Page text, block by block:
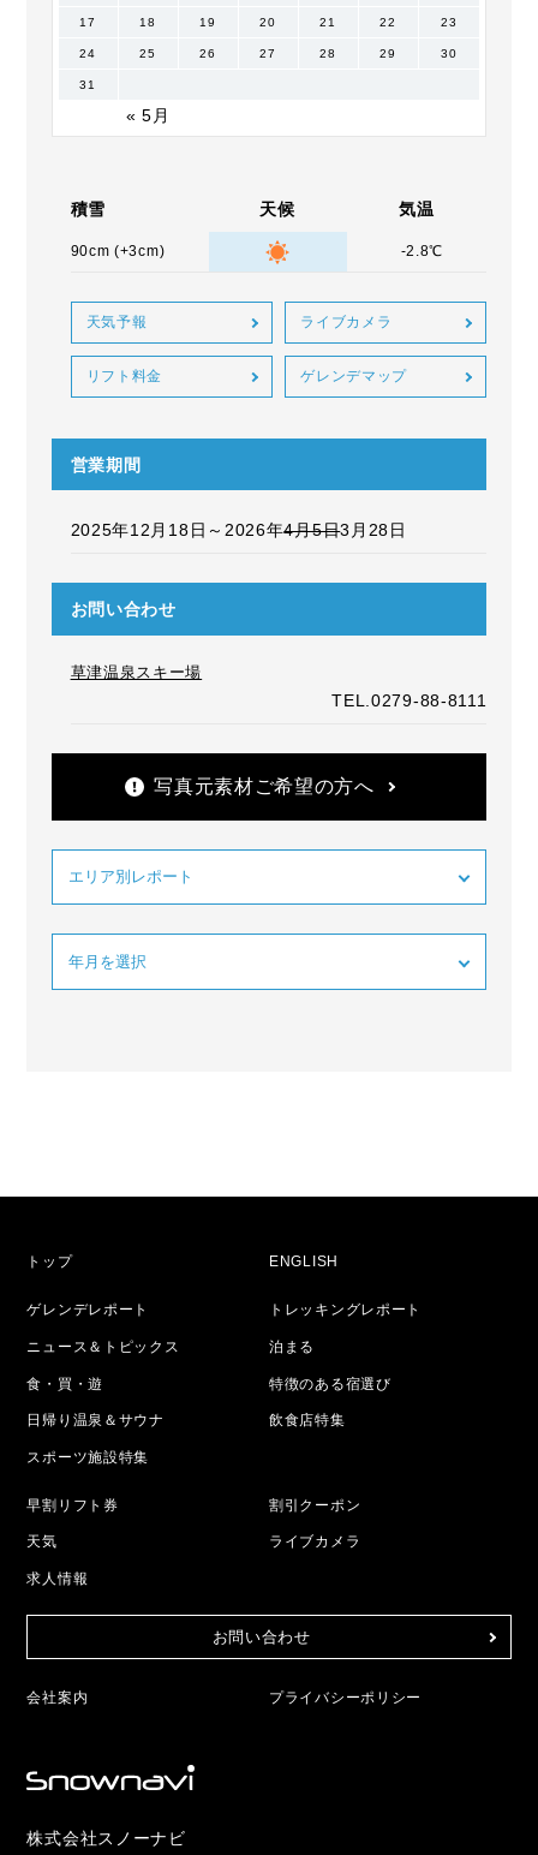
« 5月
17 18 19 20 21 22 23
24 25 26 27 28 29 30
31
積雪 天候 気温
90cm (+3cm) -2.8℃
天気予報 ライブカメラ
リフト料金 ゲレンデマップ
営業期間
2025年12月18日～2026年4月5日3月28日
お問い合わせ
草津温泉スキー場
TEL.0279-88-8111
写真元素材ご希望の方へ
トップ ENGLISH
ゲレンデレポート トレッキングレポート
ニュース＆トピックス 泊まる
食・買・遊 特徴のある宿選び
日帰り温泉＆サウナ 飲食店特集
スポーツ施設特集
早割リフト券 割引クーポン
天気 ライブカメラ
求人情報
お問い合わせ
会社案内 プライバシーポリシー
株式会社スノーナビ